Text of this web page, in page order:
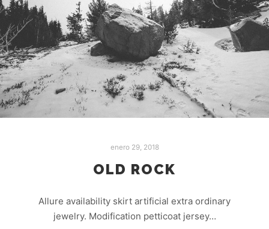
enero 29, 2018
OLD ROCK
Allure availability skirt artificial extra ordinary
jewelry. Modification petticoat jersey…